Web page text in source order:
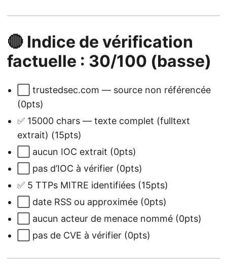
🔴 Indice de vérification
factuelle : 30/100 (basse)
⬜ trustedsec.com — source non référencée
(0pts)
✅ 15000 chars — texte complet (fulltext
extrait) (15pts)
⬜ aucun IOC extrait (0pts)
⬜ pas d’IOC à vérifier (0pts)
✅ 5 TTPs MITRE identifiées (15pts)
⬜ date RSS ou approximée (0pts)
⬜ aucun acteur de menace nommé (0pts)
⬜ pas de CVE à vérifier (0pts)